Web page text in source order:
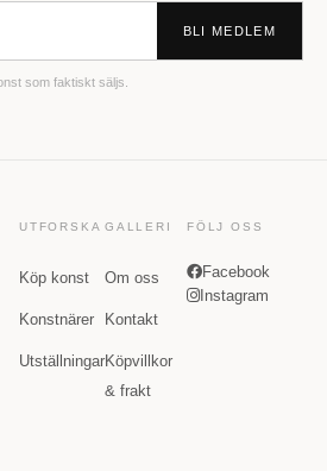
BLI MEDLEM
som faktiskt säljs.
UTFORSKA
Köp konst
Konstnärer
Utställningar
GALLERI
Om oss
Kontakt
Köpvillkor
& frakt
FÖLJ OSS
Facebook
Instagram